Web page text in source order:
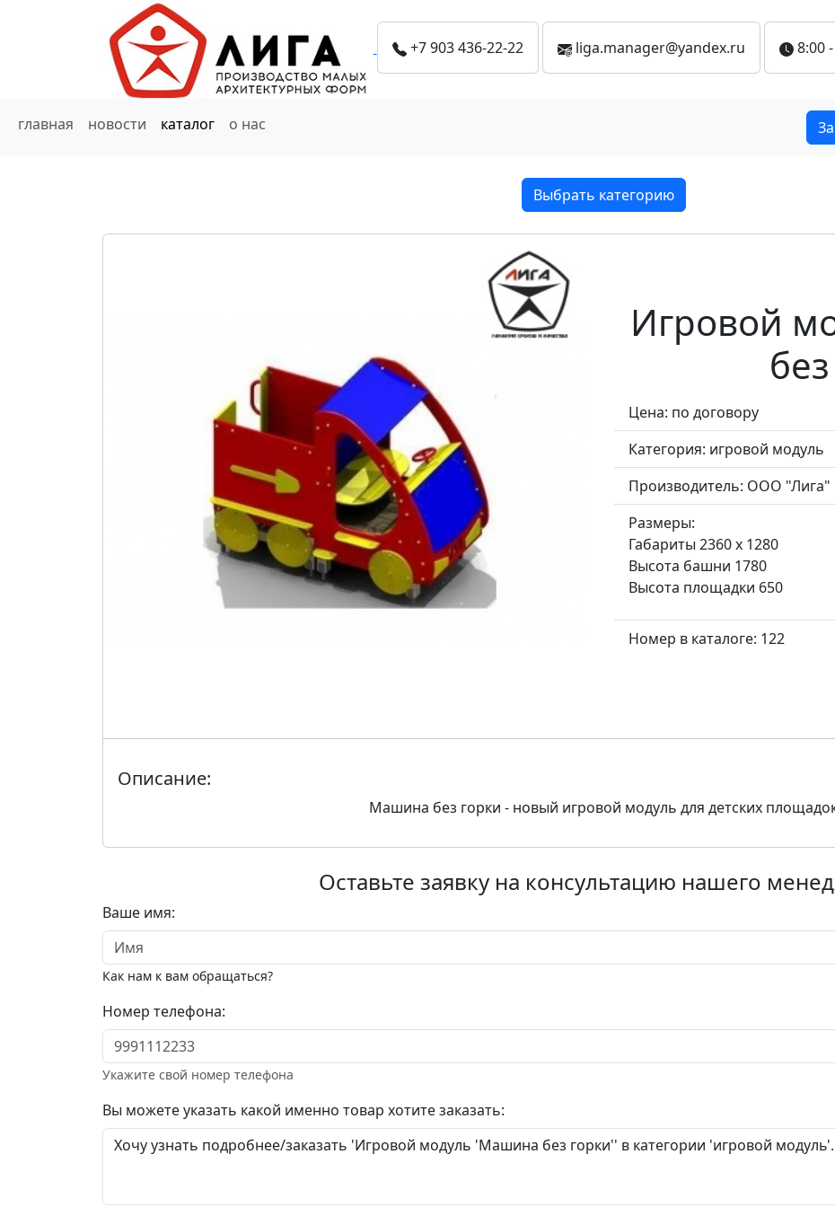
+7 903 436-22-22 liga.manager@yandex.ru 8:00
главная новости каталог о нас
Выбрать категорию
Игровой
Цена: по договору
Категория: игровой модуль
Производитель: ООО "Лига"
Размеры:
Габариты 2360 х 1280
Высота башни 1780
Высота площадки 650
Номер в каталоге: 122
Описание:
Машина без горки - новый игровой модуль для детских
Оставьте заявку на консультацию нашего
Ваше имя:
Как нам к вам обращаться?
Номер телефона:
Укажите свой номер телефона
Вы можете указать какой именно товар хотите заказать: